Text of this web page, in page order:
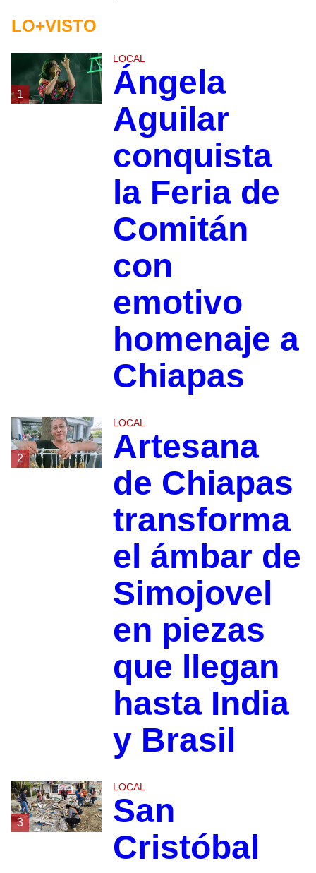
LO+VISTO
1
LOCAL
Ángela
Aguilar
conquista
la Feria de
Comitán
con
emotivo
homenaje a
Chiapas
2
LOCAL
Artesana
de Chiapas
transforma
el ámbar de
Simojovel
en piezas
que llegan
hasta India
y Brasil
3
LOCAL
San
Cristóbal